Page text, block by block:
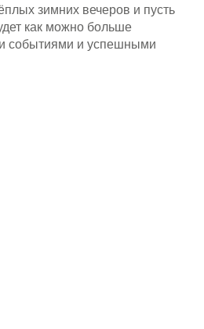
зимних вечеров и пусть
как можно больше
событиями и успешными